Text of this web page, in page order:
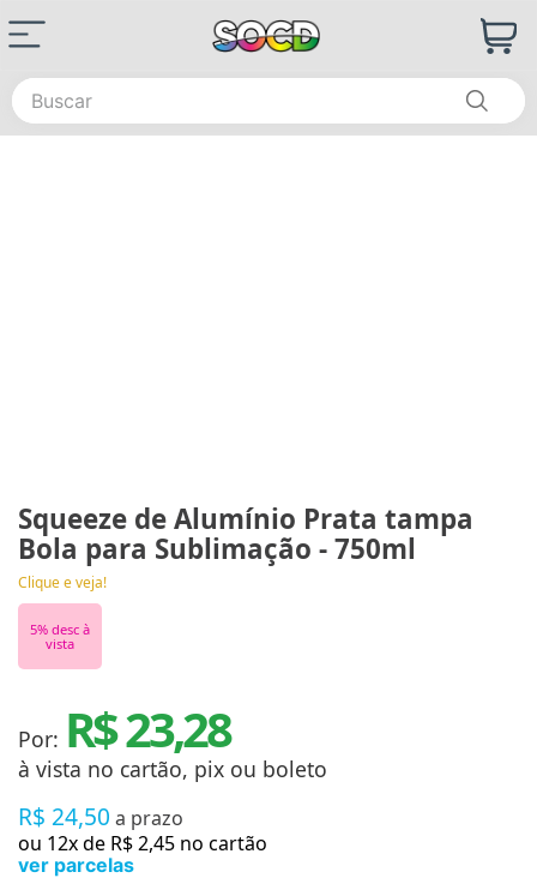
Buscar
Squeeze de Alumínio Prata tampa
Bola para Sublimação - 750ml
Clique e veja!
5% desc à
vista
Por: R$ 23,28
à vista no cartão, pix ou boleto
R$ 24,50 a prazo
ou 12x de R$2,45 no cartão
ver parcelas